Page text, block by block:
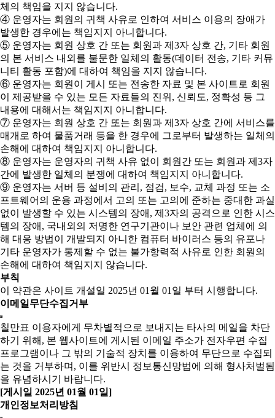
체의 책임을 지지 않습니다.
④ 운영자는 회원의 귀책 사유로 인하여 서비스 이용의 장애가
발생한 경우에는 책임지지 아니합니다.
⑤ 운영자는 회원 상호 간 또는 회원과 제3자 상호 간, 기타 회원
의 본 서비스 내외를 불문한 일체의 활동(데이터 전송, 기타 커뮤
니티 활동 포함)에 대하여 책임을 지지 않습니다.
⑥ 운영자는 회원이 게시 또는 전송한 자료 및 본 사이트로 회원
이 제공받을 수 있는 모든 자료들의 진위, 신뢰도, 정확성 등 그
내용에 대해서는 책임지지 아니합니다.
⑦ 운영자는 회원 상호 간 또는 회원과 제3자 상호 간에 서비스를
매개로 하여 물품거래 등을 한 경우에 그로부터 발생하는 일체의
손해에 대하여 책임지지 아니합니다.
⑧ 운영자는 운영자의 귀책 사유 없이 회원간 또는 회원과 제3자
간에 발생한 일체의 분쟁에 대하여 책임지지 아니합니다.
⑨ 운영자는 서버 등 설비의 관리, 점검, 보수, 교체 과정 또는 소
프트웨어의 운용 과정에서 고의 또는 고의에 준하는 중대한 과실
없이 발생할 수 있는 시스템의 장애, 제3자의 공격으로 인한 시스
템의 장애, 국내외의 저명한 연구기관이나 보안 관련 업체에 의
해 대응 방법이 개발되지 아니한 컴퓨터 바이러스 등의 유포나
기타 운영자가 통제할 수 없는 불가항력적 사유로 인한 회원의
손해에 대하여 책임지지 않습니다.
부칙
이 약관은 사이트 개설일 2025년 01월 01일 부터 시행합니다.
이메일무단수집거부
칠만표 이용자에게 무차별적으로 보내지는 타사의 메일을 차단
하기 위해, 본 웹사이트에 게시된 이메일 주소가 전자우편 수집
프로그램이나 그 밖의 기술적 장치를 이용하여 무단으로 수집되
는 것을 거부하며, 이를 위반시 정보통신망법에 의해 형사처벌됨
을 유념하시기 바랍니다.
[게시일 2025년 01월 01일]
개인정보처리방침